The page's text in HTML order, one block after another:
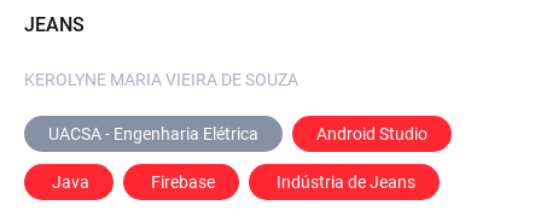
JEANS
KEROLYNE MARIA VIEIRA DE SOUZA
UACSA - Engenharia Elétrica Android Studio
Java Firebase Indústria de Jeans